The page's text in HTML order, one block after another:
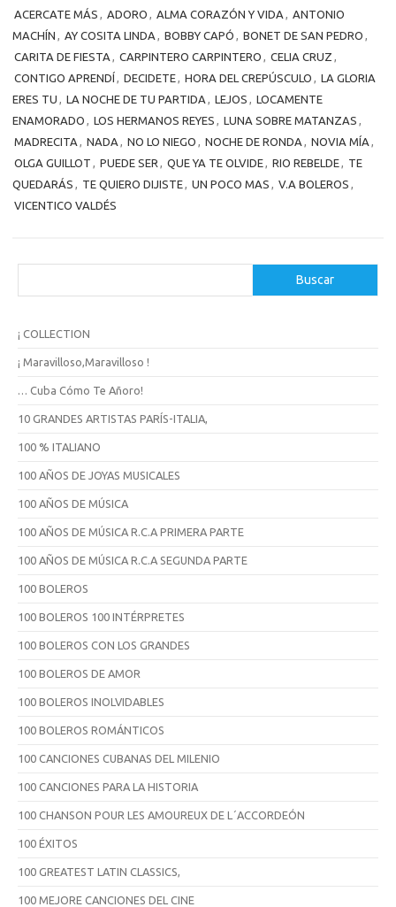
ACERCATE MÁS , ADORO , ALMA CORAZÓN Y VIDA , ANTONIO
MACHÍN , AY COSITA LINDA , BOBBY CAPÓ , BONET DE SAN PEDRO ,
CARITA DE FIESTA , CARPINTERO CARPINTERO , CELIA CRUZ ,
CONTIGO APRENDÍ , DECIDETE, HORA DEL CREPÚSCULO , LA GLORIA
ERES TU , LA NOCHE DE TU PARTIDA , LEJOS , LOCAMENTE
ENAMORADO , LOS HERMANOS REYES , LUNA SOBRE MATANZAS ,
MADRECITA , NADA , NO LO NIEGO , NOCHE DE RONDA , NOVIA MÍA ,
OLGA GUILLOT , PUEDE SER , QUE YA TE OLVIDE, RIO REBELDE, TE
QUEDARÁS , TE QUIERO DIJISTE, UN POCO MAS , V.A BOLEROS ,
VICENTICO VALDÉS
a
Buscar
¡ COLLECTION
¡ Maravilloso,Maravilloso !
… Cuba Cómo Te Añoro!
10 GRANDES ARTISTAS PARÍS-ITALIA,
100 % ITALIANO
100 AÑOS DE JOYAS MUSICALES
100 AÑOS DE MÚSICA
100 AÑOS DE MÚSICA R.C.A PRIMERA PARTE
100 AÑOS DE MÚSICA R.C.A SEGUNDA PARTE
100 BOLEROS
100 BOLEROS 100 INTÉRPRETES
100 BOLEROS CON LOS GRANDES
100 BOLEROS DE AMOR
100 BOLEROS INOLVIDABLES
100 BOLEROS ROMÁNTICOS
100 CANCIONES CUBANAS DEL MILENIO
100 CANCIONES PARA LA HISTORIA
100 CHANSON POUR LES AMOUREUX DE L´ACCORDEÓN
100 ÉXITOS
100 GREATEST LATIN CLASSICS,
100 MEJORE CANCIONES DEL CINE